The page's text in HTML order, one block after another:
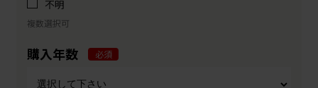
不明
複数選択可
購入年数 必須